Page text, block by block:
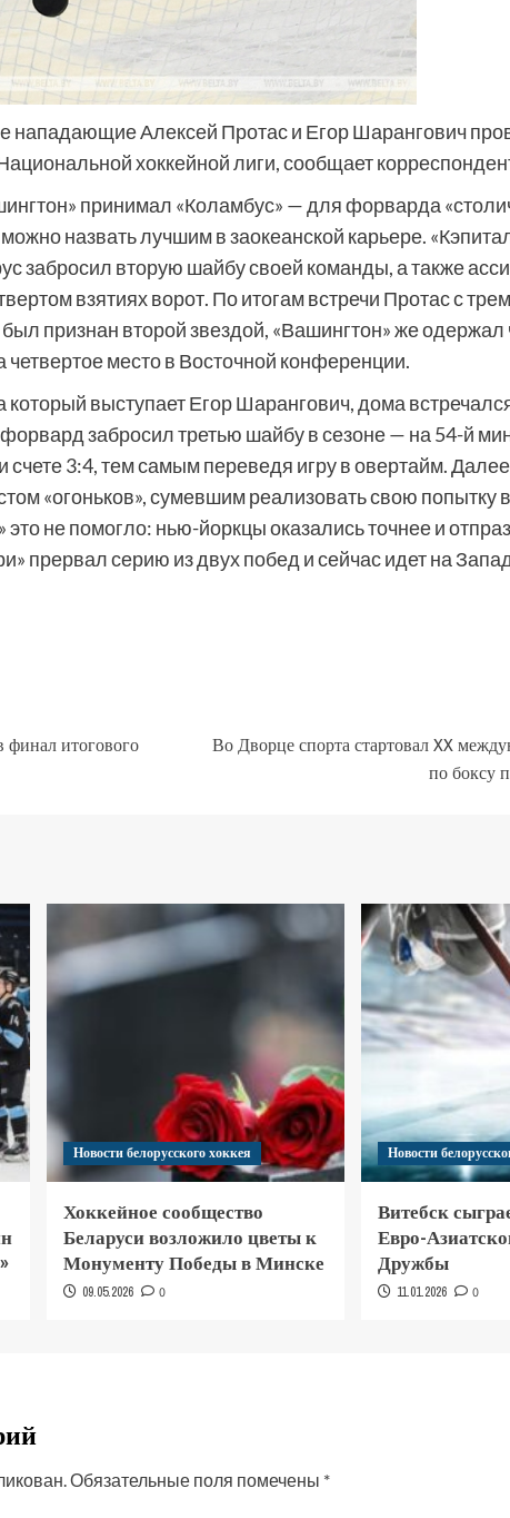
нападающие Алексей Протас и Егор Шарангович
хоккейной лиги, сообщает
принимал «Коламбус» — для форварда
назвать лучшим в заокеанской карьере.
забросил вторую шайбу своей команды, а также
взятиях ворот. По итогам встречи Протас с
признан второй звездой, «Вашингтон» же одержал
четвертое место в Восточной конференции.
который выступает Егор Шарангович, дома
забросил третью шайбу в сезоне — на 54-й
счете 3:4, тем самым переведя игру в овертайм.
«огоньков», сумевшим реализовать свою попытку
не помогло: нью-йоркцы оказались точнее и
прервал серию из двух побед и сейчас идет на
итогового
Во Дворце спорта стартовал XX
по боксу
Новости белорусского хоккея
Хоккейное сообщество
Беларуси возложило цветы к
Монументу Победы в Минске
09.05.2026 0
Новости
Витебск
Евро-
Дружбы
11.01.2026 0
Обязательные поля помечены *